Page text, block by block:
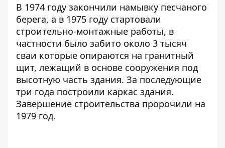
В 1974 году закончили намывку песчаного
берега, а в 1975 году стартовали
строительно-монтажные работы, в
частности было забито около 3 тысяч
сваи которые опираются на гранитный
щит, лежащий в основе сооружения под
высотную часть здания. За последующие
три года построили каркас здания.
Завершение строительства пророчили на
1979 год.